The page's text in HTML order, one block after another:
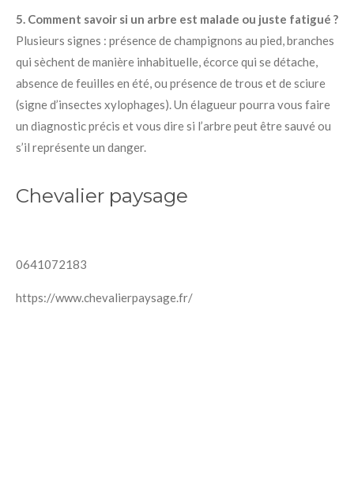
5. Comment savoir si un arbre est malade ou juste fatigué ?
Plusieurs signes : présence de champignons au pied, branches
qui sèchent de manière inhabituelle, écorce qui se détache,
absence de feuilles en été, ou présence de trous et de sciure
(signe d’insectes xylophages). Un élagueur pourra vous faire
un diagnostic précis et vous dire si l’arbre peut être sauvé ou
s’il représente un danger.
Chevalier paysage
0641072183
https://www.chevalierpaysage.fr/